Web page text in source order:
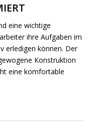
eine wichtige
ihre Aufgaben im
erledigen können. Der
Konstruktion
eine komfortable